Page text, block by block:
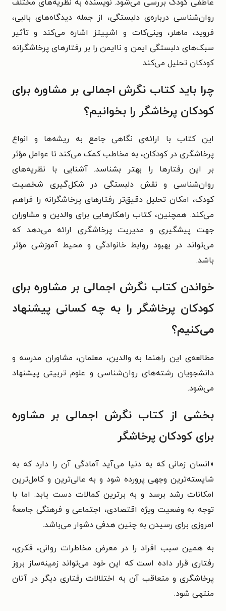
عاطفی کودک بررسی می‌شود. نویسنده به نظریه‌های مختلف
روان‌شناسی درباره‌ی دلبستگی، از جمله دیدگاه‌های بالبی،
فروید، ماهلر، وینی‌کات و اشپیتز اشاره می‌کند و تأثیر
سبک‌های دلبستگی ایمن و ناایمن را بر رفتارهای پرخاشگرانه
کودکان تحلیل می‌کند.
چرا باید کتاب نگرش اجمالی بر مشاوره برای
کودکان پرخاشگر را بخوانیم؟
این کتاب با ارائه‌ی نگاهی جامع به ریشه‌ها و انواع
پرخاشگری در کودکان، به مخاطب کمک می‌کند تا عوامل مؤثر
بر این رفتارها را بهتر بشناسد. آشنایی با نظریه‌های
روان‌شناسی و نقش دلبستگی در شکل‌گیری شخصیت
کودک، امکان تحلیل دقیق‌تر رفتارهای پرخاشگرانه را فراهم
می‌کند. همچنین، کتاب راهکارهایی برای والدین و مشاوران
جهت پیشگیری و مدیریت پرخاشگری ارائه می‌دهد که
می‌تواند در بهبود روابط خانوادگی و محیط آموزشی مؤثر
باشد.
خواندن کتاب نگرش اجمالی بر مشاوره برای
کودکان پرخاشگر را به چه کسانی پیشنهاد
می‌کنیم؟
مطالعه‌ی این راهنما به والدین، معلمان، مشاوران مدرسه و
دانشجویان رشته‌های روان‌شناسی و علوم تربیتی پیشنهاد
می‌شود.
بخشی از کتاب نگرش اجمالی بر مشاوره
برای کودکان پرخاشگر
«انسان زمانی که به دنیا می‌آید آمادگی آن را دارد که به
شایسته‌ترین وجهی پرورده شود و به عالی‌ترین و کامل‌ترین
امکانات رشد برسد و به برترین کمالات دست یابد. اما با
توجه به وضعیت ویژه اقتصادی، اجتماعی و فرهنگی جامعهٔ
امروزی برای رسیدن به چنین هدفی دشوار می‌باشد.
به همین سبب افراد را در معرض مخاطرات روانی، فکری،
رفتاری قرار داده است که این خود می‌تواند زمینه‌ساز بروز
پرخاشگری و متعاقب آن به اختلالات رفتاری دیگر در آنان
منتهی شود.